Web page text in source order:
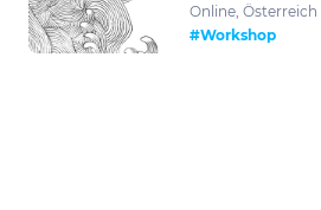
Online, Österreich
#Workshop